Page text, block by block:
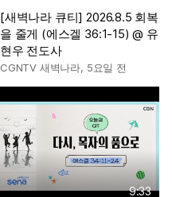
[새벽나라 큐티] 2026.8.5 회복
을 줄게 (에스겔 36:1-15) @ 유
현우 전도사
CGNTV 새벽나라, 5요일 전
9:33